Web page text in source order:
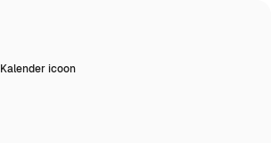
Kalender icoon